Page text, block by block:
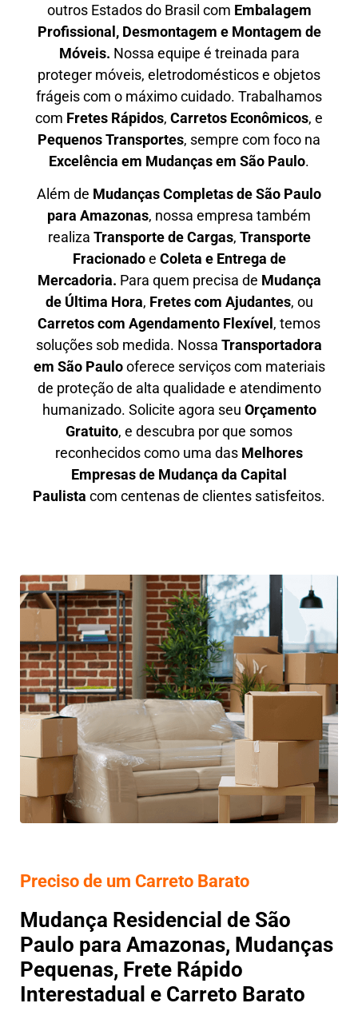
outros Estados do Brasil com Embalagem
Profissional , Desmontagem e Montagem de
Móveis. Nossa equipe é treinada para
proteger móveis, eletrodomésticos e objetos
frágeis com o máximo cuidado. Trabalhamos
com Fretes Rápidos, Carretos Econômicos, e
Pequenos Transportes, sempre com foco na
Excelência em Mudanças em São Paulo.
Além de Mudanças Completas de São Paulo
para Amazonas, nossa empresa também
realiza Transporte de Cargas, Transporte
Fracionadoe Coleta e Entrega de
Mercadoria. Para quem precisa de Mudança
de Última Hora, Fretes com Ajudantes, ou
Carretos com Agendamento Flexível , temos
soluções sob medida. Nossa Transportadora
em São Paulooferece serviços com materiais
de proteção de alta qualidade e atendimento
humanizado. Solicite agora seu Orçamento
Gratuito, e descubra por que somos
reconhecidos como uma das Melhores
Empresas de Mudança da Capital
Paulista com centenas de clientes satisfeitos.
Preciso de um Carreto Barato
Mudança Residencial de São
Paulo para Amazonas, Mudanças
Pequenas, Frete Rápido
Interestadual e Carreto Barato